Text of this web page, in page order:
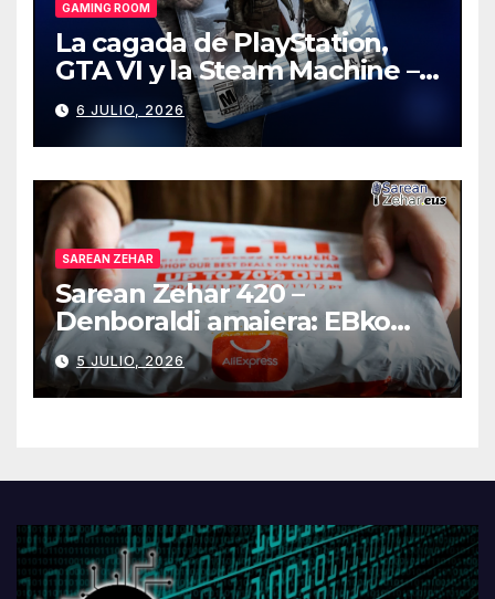
GAMING ROOM
La cagada de PlayStation,
GTA VI y la Steam Machine –
Gaming Room #130
6 JULIO, 2026
SAREAN ZEHAR
Sarean Zehar 420 –
Denboraldi amaiera: EBko
muga-zerga berriak
AliExpressi, AEBetako AAren
kontrola, Googleri behin
PlayStationeko bideojoko
5 JULIO, 2026